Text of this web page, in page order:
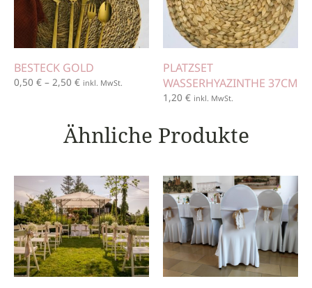
BESTECK GOLD
0,50 € – 2,50 € inkl. MwSt.
PLATZSET
WASSERHYAZINTHE 37CM
1,20 € inkl. MwSt.
Ähnliche Produkte